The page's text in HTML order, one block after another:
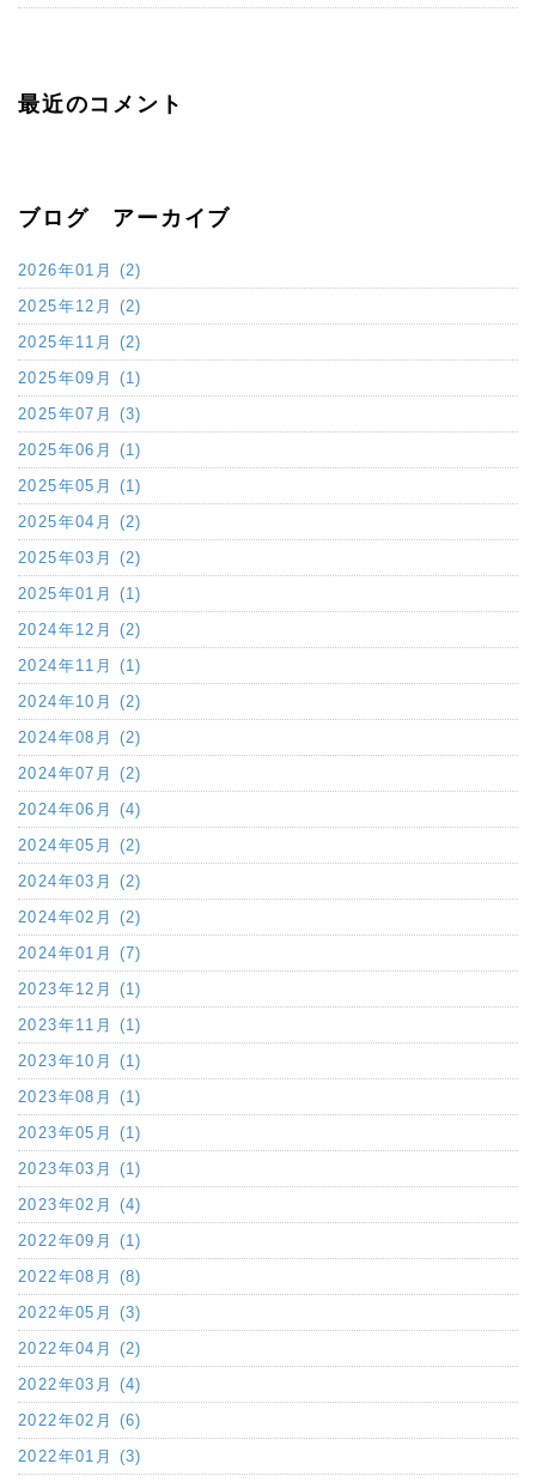
最近のコメント
ブログ アーカイブ
2026年01月 (2)
2025年12月 (2)
2025年11月 (2)
2025年09月 (1)
2025年07月 (3)
2025年06月 (1)
2025年05月 (1)
2025年04月 (2)
2025年03月 (2)
2025年01月 (1)
2024年12月 (2)
2024年11月 (1)
2024年10月 (2)
2024年08月 (2)
2024年07月 (2)
2024年06月 (4)
2024年05月 (2)
2024年03月 (2)
2024年02月 (2)
2024年01月 (7)
2023年12月 (1)
2023年11月 (1)
2023年10月 (1)
2023年08月 (1)
2023年05月 (1)
2023年03月 (1)
2023年02月 (4)
2022年09月 (1)
2022年08月 (8)
2022年05月 (3)
2022年04月 (2)
2022年03月 (4)
2022年02月 (6)
2022年01月 (3)